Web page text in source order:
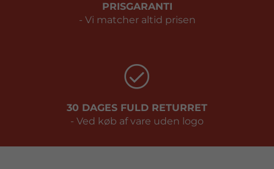
PRISGARANTI
- Vi matcher altid prisen
30 DAGES FULD RETURRET
- Ved køb af vare uden logo